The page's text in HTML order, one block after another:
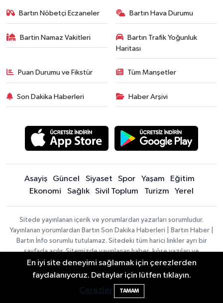
Bartın Nöbetçi Eczaneler Bartın Hava Durumu
Bartin Namaz Vakitleri
Bartın Trafik Yoğunluk
Haritası
Puan Durumu ve Fikstür Tüm Manşetler
Son Dakika Haberleri Haber Arşivi
Asayiş Güncel Siyaset Spor Yaşam
Eğitim
Ekonomi
Sağlık Sivil Toplum Turizm Yerel
Sitede yayınlanan içerik ve yorumlardan yazarları sorumludur.
Yayınlanan yorumlardan Bartın Son Dakika Haberleri | Bartın Haber |
Bartın İnfo sorumlu tutulamaz. Sitedeki tüm harici linkler ayrı bir
sayfada açılır. Sitemizde yayınlanan haber, köşe yazıları ve
fotoğraflar izin alınmaksızın kaynak gösterilse dahi, herhangi bir
ortamda kullanılamaz ve yayınlanamaz
Güncel
En iyi site deneyimi sağlamak için çerezlerden
faydalanıyoruz. Detaylar için lütfen tıklayın.
Çerezler
TAMAM
Bartın'da nem oranı yüzde 100'e ulaştı